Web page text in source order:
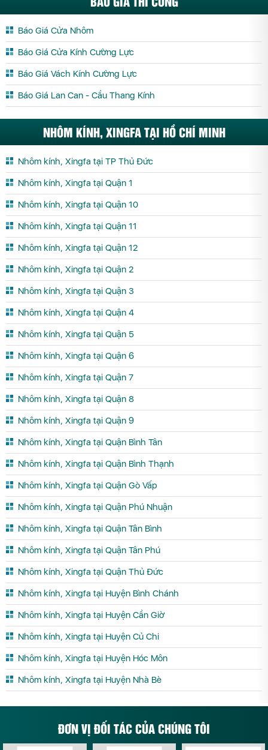
Báo Giá Cửa Nhôm
Báo Giá Cửa Kính Cường Lực
Báo Giá Vách Kính Cường Lực
Báo Giá Lan Can - Cầu Thang Kính
NHÔM KÍNH, XINGFA TẠI HỒ CHÍ MINH
Nhôm kính, Xingfa tại TP Thủ Đức
Nhôm kính, Xingfa tại Quận 1
Nhôm kính, Xingfa tại Quận 10
Nhôm kính, Xingfa tại Quận 11
Nhôm kính, Xingfa tại Quận 12
Nhôm kính, Xingfa tại Quận 2
Nhôm kính, Xingfa tại Quận 3
Nhôm kính, Xingfa tại Quận 4
Nhôm kính, Xingfa tại Quận 5
Nhôm kính, Xingfa tại Quận 6
Nhôm kính, Xingfa tại Quận 7
Nhôm kính, Xingfa tại Quận 8
Nhôm kính, Xingfa tại Quận 9
Nhôm kính, Xingfa tại Quận Bình Tân
Nhôm kính, Xingfa tại Quận Bình Thạnh
Nhôm kính, Xingfa tại Quận Gò Vấp
Nhôm kính, Xingfa tại Quận Phú Nhuận
Nhôm kính, Xingfa tại Quận Tân Bình
Nhôm kính, Xingfa tại Quận Tân Phú
Nhôm kính, Xingfa tại Quận Thủ Đức
Nhôm kính, Xingfa tại Huyện Bình Chánh
Nhôm kính, Xingfa tại Huyện Cần Giờ
Nhôm kính, Xingfa tại Huyện Củ Chi
Nhôm kính, Xingfa tại Huyện Hóc Môn
Nhôm kính, Xingfa tại Huyện Nhà Bè
ĐƠN VỊ ĐỐI TÁC CỦA CHÚNG TÔI